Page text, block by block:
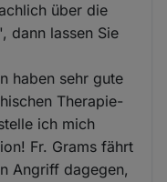
über die
dann lassen Sie
haben sehr gute
Therapie-
ich mich
Fr. Grams fährt
Angriff dagegen,